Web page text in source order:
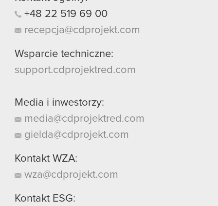
+48 22 519 69 00
recepcja@cdprojekt.com
Wsparcie techniczne:
support.cdprojektred.com
Media i inwestorzy:
media@cdprojektred.com
gielda@cdprojekt.com
Kontakt WZA:
wza@cdprojekt.com
Kontakt ESG: